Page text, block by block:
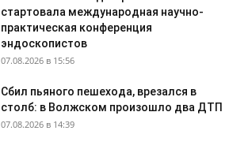
стартовала международная научно-
практическая конференция
эндоскопистов
07.08.2026 в 15:56
Сбил пьяного пешехода, врезался в
столб: в Волжском произошло два ДТП
07.08.2026 в 14:39